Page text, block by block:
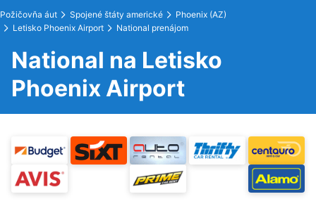
Požičovňa áut Spojené štáty americké
Phoenix (AZ)
Letisko Phoenix Airport
National prenájom
National na Letisko
Phoenix Airport